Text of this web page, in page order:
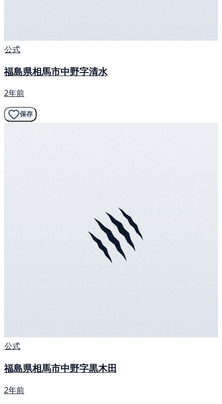
公式
福島県相馬市中野字清水
2年前
保存
公式
福島県相馬市中野字黒木田
2年前